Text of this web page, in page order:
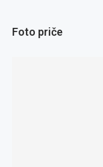
Foto priče